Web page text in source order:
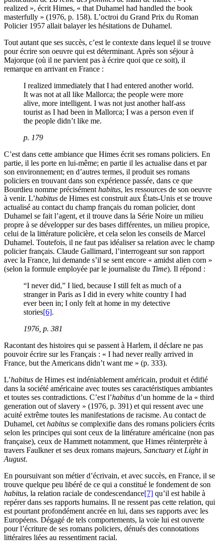
realized », écrit Himes, « that Duhamel had handled the book
masterfully » (1976, p. 158). L’octroi du Grand Prix du Roman
Policier 1957 allait balayer les hésitations de Duhamel.
Tout autant que ses succès, c’est le contexte dans lequel il se trouve
pour écrire son oeuvre qui est déterminant. Après son séjour à
Majorque (où il ne parvient pas à écrire quoi que ce soit), il
remarque en arrivant en France :
I realized immediately that I had entered another world.
It was not at all like Mallorca; the people were more
alive, more intelligent. I was not just another half-ass
tourist as I had been in Mallorca; I was a person even if
the people didn’t like me.
p. 179
C’est dans cette ambiance que Himes écrit ses romans policiers. En
partie, il les porte en lui-même; en partie il les actualise dans et par
son environnement; en d’autres termes, il produit ses romans
policiers en trouvant dans son expérience passée, dans ce que
Bourdieu nomme précisément habitus, les ressources de son oeuvre
à venir. L’habitus de Himes est construit aux États-Unis et se trouve
actualisé au contact du champ français du roman policier, dont
Duhamel se fait l’agent, et il trouve dans la Série Noire un milieu
propre à se développer sur des bases différentes, un milieu propice,
celui de la littérature policière, et cela selon les conseils de Marcel
Duhamel. Toutefois, il ne faut pas idéaliser sa relation avec le champ
policier français. Claude Gallimard, l’interrogeant sur son rapport
avec la France, lui demande s’il se sent encore « amidst alien corn »
(selon la formule employée par le journaliste du Time). Il répond :
“I never did,” I lied, because I still felt as much of a
stranger in Paris as I did in every white country I had
ever been in; I only felt at home in my detective
stories[6].
1976, p. 381
Racontant des histoires qui se passent à Harlem, il déclare ne pas
pouvoir écrire sur les Français : « I had never really arrived in
France, but the Americans didn’t want me » (p. 333).
L’habitus de Himes est indéniablement américain, produit et édifié
dans la société américaine avec toutes ses caractéristiques ambiantes
et toutes ses contradictions. C’est l’habitus d’un homme de la « third
generation out of slavery » (1976, p. 391) et qui ressent avec une
acuité extrême toutes les manifestations de racisme. Au contact de
Duhamel, cet habitus se complexifie dans des romans policiers écrits
selon les principes qui sont ceux de la littérature américaine (non pas
française), ceux de Hammett notamment, que Himes réinterprète à
travers Faulkner et ses deux romans majeurs, Sanctuary et Light in
August.
En poursuivant son métier d’écrivain, et avec succès, en France, il se
trouve quelque peu libéré de ce qui a constitué le fondement de son
habitus, la relation raciale de condescendance[7] qu’il est habile à
repérer dans ses rapports humains. Il ne ressent pas cette relation, qui
est pourtant profondément ancrée en lui, dans ses rapports avec les
Européens. Dégagé de tels comportements, la voie lui est ouverte
pour l’écriture de ses romans policiers, dénués des connotations
littéraires liées au ressentiment racial.